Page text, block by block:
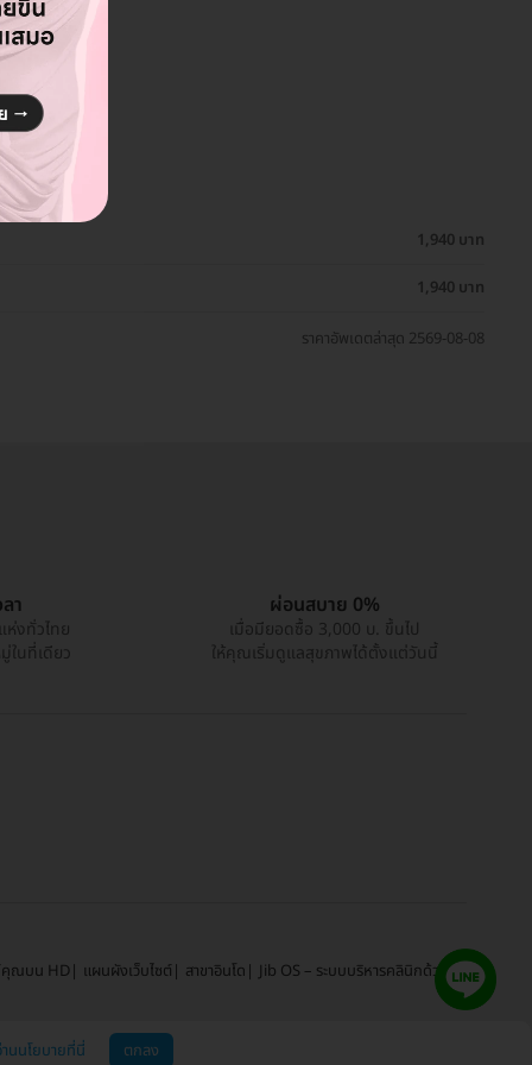
1,940 บาท
1,940 บาท
ราคาอัพเดตล่าสุด 2569-08-08
า
งทั่วไทย
ในที่เดียว
ผ่อนสบาย 0%
เมื่อมียอดซื้อ 3,000 บ. ขึ้นไป
ให้คุณเริ่มดูแลสุขภาพได้ตั้งแต่วันนี้
คุณบน HD แผนผังเว็บไซต์ สาขาอินโด Jib OS – ระบบบริหารคลินิกด้วย AI
นนโยบายที่นี่ ตกลง